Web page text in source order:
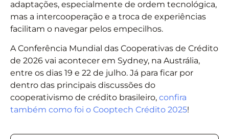
adaptações, especialmente de ordem tecnológica,
mas a intercooperação e a troca de experiências
facilitam o navegar pelos empecilhos.
A Conferência Mundial das Cooperativas de Crédito
de 2026 vai acontecer em Sydney, na Austrália,
entre os dias 19 e 22 de julho. Já para ficar por
dentro das principais discussões do
cooperativismo de crédito brasileiro, confira
também como foi o Cooptech Crédito 2025!